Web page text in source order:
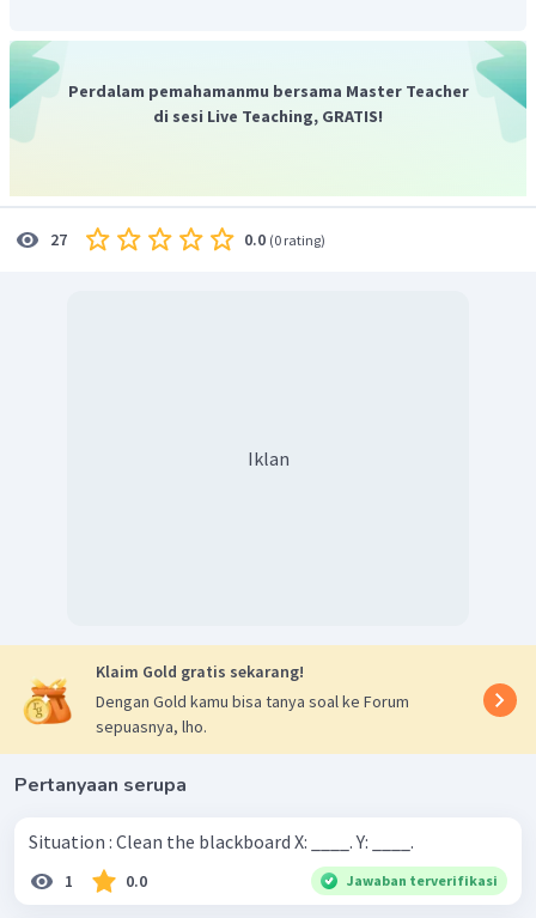
Perdalam pemahamanmu bersama Master Teacher
di sesi Live Teaching, GRATIS!
27 0.0 (0 rating)
Iklan
Klaim Gold gratis sekarang!
Dengan Gold kamu bisa tanya soal ke Forum
sepuasnya, lho.
Pertanyaan serupa
Situation : Clean the blackboard X: ____. Y: ____.
1 0.0 Jawaban terverifikasi